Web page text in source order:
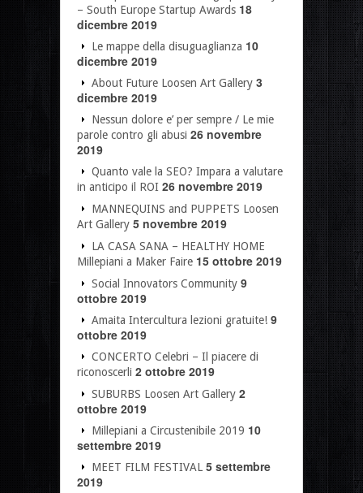
– South Europe Startup Awards 18
dicembre 2019
Le mappe della disuguaglianza 10
dicembre 2019
About Future Loosen Art Gallery 3
dicembre 2019
Nessun dolore e’ per sempre / Le mie
parole contro gli abusi 26 novembre
2019
Quanto vale la SEO? Impara a valutare
in anticipo il ROI 26 novembre 2019
MANNEQUINS and PUPPETS Loosen
Art Gallery 5 novembre 2019
LA CASA SANA – HEALTHY HOME
Millepiani a Maker Faire 15 ottobre 2019
Social Innovators Community 9
ottobre 2019
Amaita Intercultura lezioni gratuite! 9
ottobre 2019
CONCERTO Celebri – Il piacere di
riconoscerli 2 ottobre 2019
SUBURBS Loosen Art Gallery 2
ottobre 2019
Millepiani a Circustenibile 2019 10
settembre 2019
MEET FILM FESTIVAL 5 settembre
2019